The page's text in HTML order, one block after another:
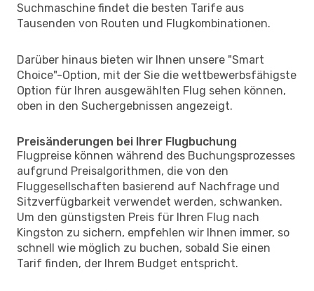
Suchmaschine findet die besten Tarife aus
Tausenden von Routen und Flugkombinationen.
Darüber hinaus bieten wir Ihnen unsere "Smart
Choice"-Option, mit der Sie die wettbewerbsfähigste
Option für Ihren ausgewählten Flug sehen können,
oben in den Suchergebnissen angezeigt.
Preisänderungen bei Ihrer Flugbuchung
Flugpreise können während des Buchungsprozesses
aufgrund Preisalgorithmen, die von den
Fluggesellschaften basierend auf Nachfrage und
Sitzverfügbarkeit verwendet werden, schwanken.
Um den günstigsten Preis für Ihren Flug nach
Kingston zu sichern, empfehlen wir Ihnen immer, so
schnell wie möglich zu buchen, sobald Sie einen
Tarif finden, der Ihrem Budget entspricht.